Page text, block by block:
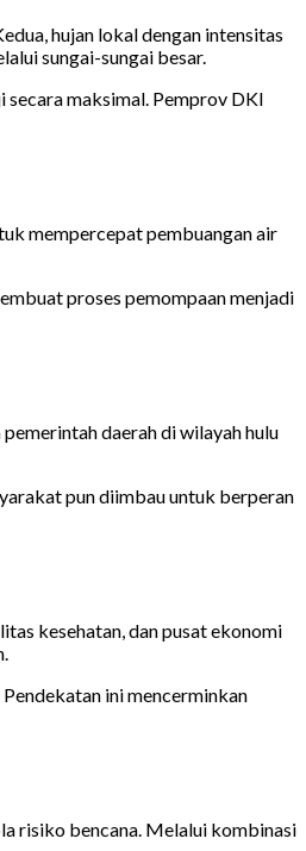
hujan lokal dengan intensitas
sungai-sungai besar.
maksimal. Pemprov DKI
mempercepat pembuangan air
proses pemompaan menjadi
daerah di wilayah hulu
pun diimbau untuk berperan
kesehatan, dan pusat ekonomi
ini mencerminkan
risiko bencana. Melalui kombinasi